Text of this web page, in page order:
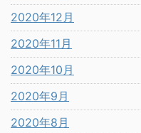
2020年12月
2020年11月
2020年10月
2020年9月
2020年8月